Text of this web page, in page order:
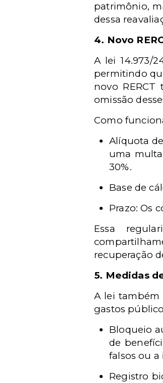
patrimônio,
dessa
4. Novo
A lei 14.973/
permitindo
novo
omissão
Como
Alíquota
uma
30%.
Base de
Prazo: Os
Essa
recuperação
5. Medidas
A lei também
gastos
Bloqueio
de
falsos ou a
Registro